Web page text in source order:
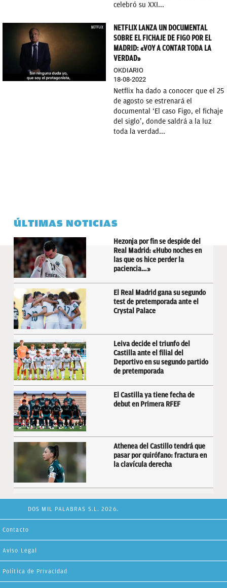
celebró su XXI...
NETFLIX LANZA UN DOCUMENTAL
SOBRE EL FICHAJE DE FIGO POR EL
MADRID: «VOY A CONTAR TODA LA
VERDAD»
OKDIARIO
18-08-2022
Netflix ha dado a conocer que el 25
de agosto se estrenará el
documental ‘El caso Figo, el fichaje
del siglo’, donde saldrá a la luz
toda la verdad...
ÚLTIMAS NOTICIAS
Hezonja por fin se despide del
Real Madrid: «Hubo noches en
las que os hice perder la
paciencia…»
El Real Madrid gana su segundo
test de pretemporada ante el
Crystal Palace
Leiva decide el triunfo del
Castilla ante el filial del
Deportivo en su segundo partido
de pretemporada
El Castilla ya tiene fecha de
debut en Primera RFEF
Athenea del Castillo tendrá que
pasar por quirófano: fractura en
la clavícula derecha
DOS MIL PALABRAS S.L. 2026.
Contacto
Aviso Legal
Política de Privacidad